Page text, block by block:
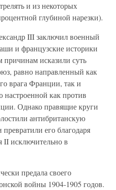
и из некоторых
глубиной нарезки).
III заключил военный
и французские историки
исказили суть
равно направленный как
врага Франции, так и
настроенной как против
Однако правящие круги
антибританскую
его благодаря
II исключительно в
предала своего
войны 1904-1905 годов.